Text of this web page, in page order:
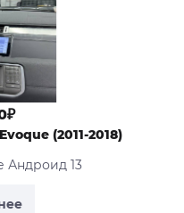
(2011-2018)
Андроид 13